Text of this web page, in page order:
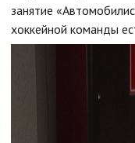
занятие
хоккейной команды